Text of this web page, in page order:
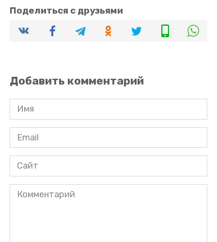
Поделиться с друзьями
Добавить комментарий
Имя
*
Email
*
Сайт
Комментарий